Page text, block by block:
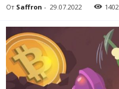
От Saffron - 29.07.2022 1402